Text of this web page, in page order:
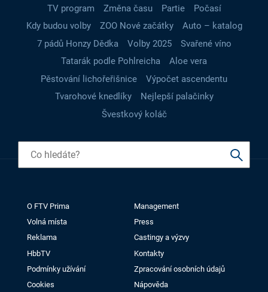
TV program
Změna času Partie
Počasí
Kdy budou volby
ZOO Nové začátky
Auto – katalog
7 pádů Honzy Dědka
Volby 2025
Svařené víno
Tatarák podle Pohlreicha
Aloe vera
Pěstování lichořeřišnice
Výpočet ascendentu
Tvarohové knedlíky
Nejlepší palačinky
Švestkový koláč
O FTV Prima
Management
Volná místa
Press
Reklama
Castingy a výzvy
HbbTV
Kontakty
Podmínky užívání
Zpracování osobních údajů
Cookies
Nápověda